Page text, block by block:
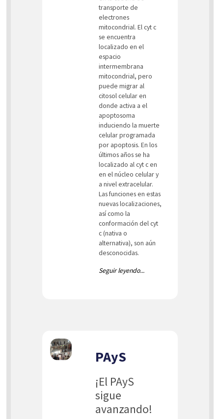
transporte de
electrones
mitocondrial. El cyt c
se encuentra
localizado en el
espacio
intermembrana
mitocondrial, pero
puede migrar al
citosol celular en
donde activa a el
apoptosoma
induciendo la muerte
celular programada
por apoptosis. En los
últimos años se ha
localizado al cyt c en
en el núcleo celular y
a nivel extracelular.
Las funciones en estas
nuevas localizaciones,
así como la
conformación del cyt
c (nativa o
alternativa), son aún
desconocidas.
Seguir leyendo...
PAyS
¡El PAyS
sigue
avanzando!